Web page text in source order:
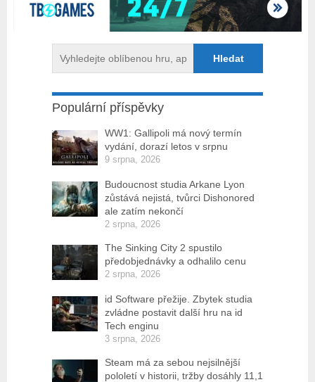
Populární příspěvky
WW1: Gallipoli má nový termín
vydání, dorazí letos v srpnu
9 srpna, 2026
Budoucnost studia Arkane Lyon
zůstává nejistá, tvůrci Dishonored
ale zatím nekončí
2 srpna, 2026
The Sinking City 2 spustilo
předobjednávky a odhalilo cenu
2 srpna, 2026
id Software přežije. Zbytek studia
zvládne postavit další hru na id
Tech enginu
3 srpna, 2026
Steam má za sebou nejsilnější
pololetí v historii, tržby dosáhly 11,1